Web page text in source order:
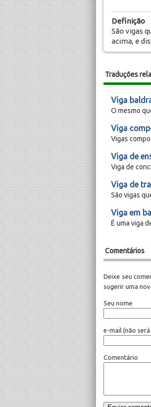
Definição
São vigas
acima, e
Traduções
Viga
O mesmo
Viga
Vigas
Viga de
Viga de
Viga de
São vigas
Viga em
É uma viga
Comentários
Deixe seu
sugerir uma
Seu nome
e-mail (não
Comentário